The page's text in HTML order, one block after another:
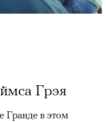
Грэя
Гранде в этом